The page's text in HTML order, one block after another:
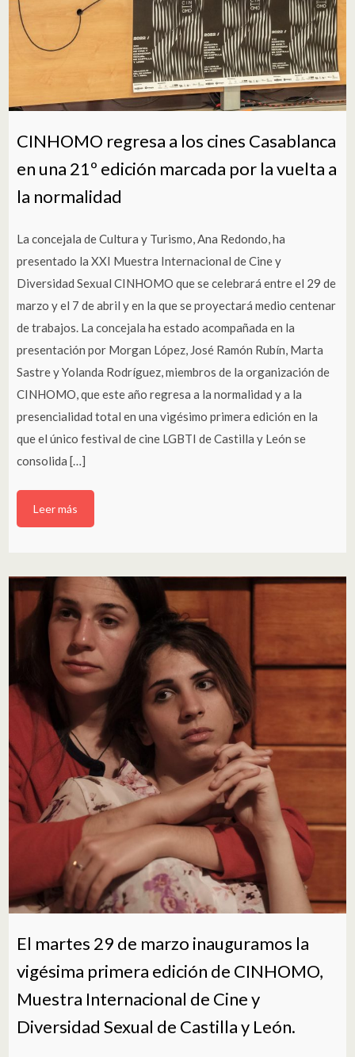
CINHOMO regresa a los cines Casablanca
en una 21º edición marcada por la vuelta a
la normalidad
La concejala de Cultura y Turismo, Ana Redondo, ha
presentado la XXI Muestra Internacional de Cine y
Diversidad Sexual CINHOMO que se celebrará entre el 29 de
marzo y el 7 de abril y en la que se proyectará medio centenar
de trabajos. La concejala ha estado acompañada en la
presentación por Morgan López, José Ramón Rubín, Marta
Sastre y Yolanda Rodríguez, miembros de la organización de
CINHOMO, que este año regresa a la normalidad y a la
presencialidad total en una vigésimo primera edición en la
que el único festival de cine LGBTI de Castilla y León se
consolida […]
Leer más
El martes 29 de marzo inauguramos la
vigésima primera edición de CINHOMO,
Muestra Internacional de Cine y
Diversidad Sexual de Castilla y León.